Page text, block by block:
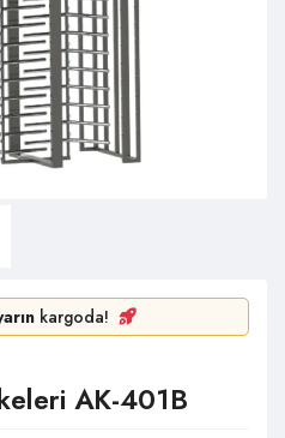
kargoda!
AK-401B